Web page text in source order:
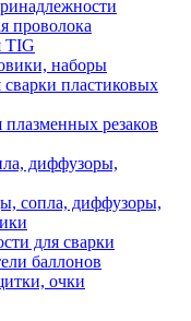
проволока
TIG
наборы
пластиковых
резаков
диффузоры,
сопла, диффузоры,
для сварки
баллонов
очки